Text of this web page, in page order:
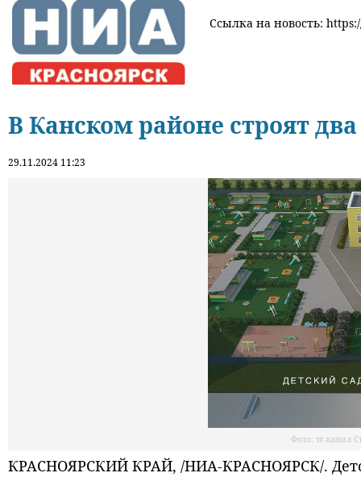
Ссылка на новость:
В Канском районе строят
29.11.2024 11:23
Фото: тг-канал
КРАСНОЯРСКИЙ КРАЙ, /НИА-КРАСНОЯРСК/.